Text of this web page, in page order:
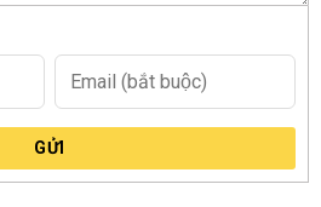
GỬI